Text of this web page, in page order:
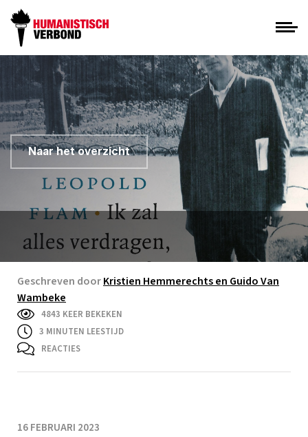
Naar het overzicht
Geschreven doorKristien Hemmerechts en Guido Van
Wambeke
4843 KEER BEKEKEN
3 MINUTEN LEESTIJD
REACTIES
16 FEBRUARI 2023